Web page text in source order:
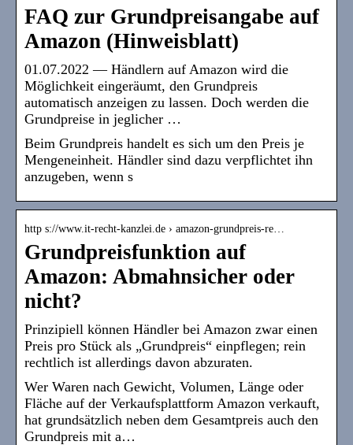
FAQ zur Grundpreisangabe auf
Amazon (Hinweisblatt)
01.07.2022 — Händlern auf Amazon wird die
Möglichkeit eingeräumt, den Grundpreis
automatisch anzeigen zu lassen. Doch werden die
Grundpreise in jeglicher …
Beim Grundpreis handelt es sich um den Preis je
Mengeneinheit. Händler sind dazu verpflichtet ihn
anzugeben, wenn s
http s://www.it-recht-kanzlei.de › amazon-grundpreis-re…
Grundpreisfunktion auf
Amazon: Abmahnsicher oder
nicht?
Prinzipiell können Händler bei Amazon zwar einen
Preis pro Stück als „Grundpreis“ einpflegen; rein
rechtlich ist allerdings davon abzuraten.
Wer Waren nach Gewicht, Volumen, Länge oder
Fläche auf der Verkaufsplattform Amazon verkauft,
hat grundsätzlich neben dem Gesamtpreis auch den
Grundpreis mit a…